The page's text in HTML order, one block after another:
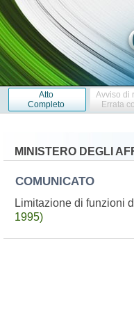
Atto
Completo
Avviso di
Errata
MINISTERO DEGLI
COMUNICATO
Limitazione di funzioni
1995)